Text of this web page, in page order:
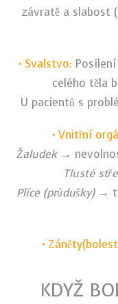
závratě a slabost
• Svalstvo:
celého těla
U pacientů s
• Vnitřní
Žaludek→
Tlusté
Plíce (průdušky)→
•
KDYŽ